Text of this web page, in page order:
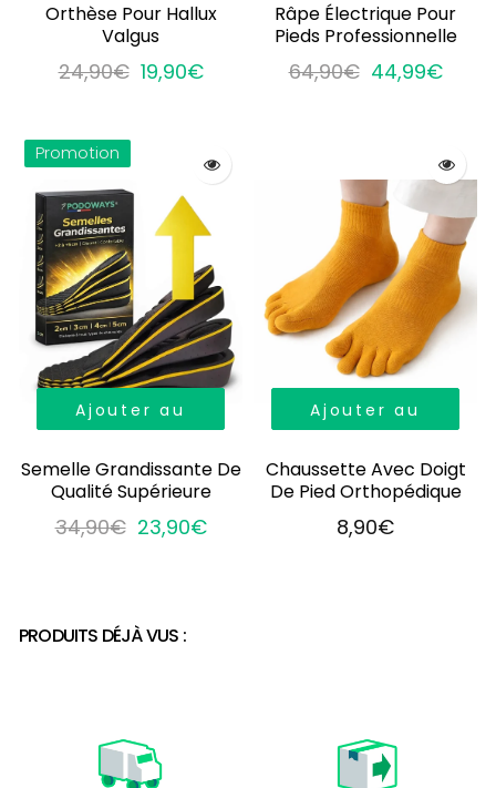
Orthèse Pour Hallux
Valgus
24,90€ 19,90€
Râpe Électrique Pour
Pieds Professionnelle
64,90€ 44,99€
Promotion
Ajouter au
Semelle Grandissante De
Qualité Supérieure
34,90€ 23,90€
Ajouter au
Chaussette Avec Doigt
De Pied Orthopédique
8,90€
PRODUITS DÉJÀ VUS :